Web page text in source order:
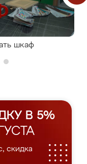
шкаф
В 5%
скидка